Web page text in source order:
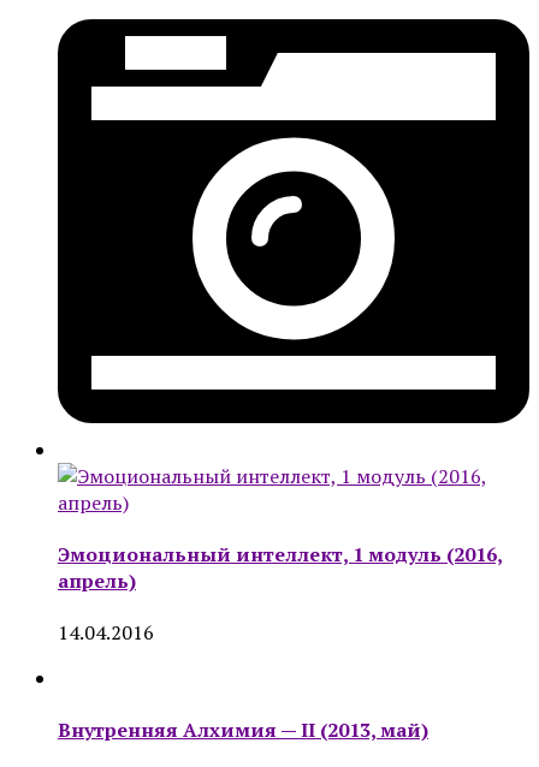
Эмоциональный интеллект, 1 модуль (2016,
апрель)
14.04.2016
Внутренняя Алхимия — II (2013, май)